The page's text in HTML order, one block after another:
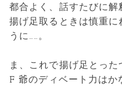
都合よく、話すたびに解
揚げ足取るときは慎重に
うに……。
ま、これで揚げ足とった
F 爺のディベート力はか